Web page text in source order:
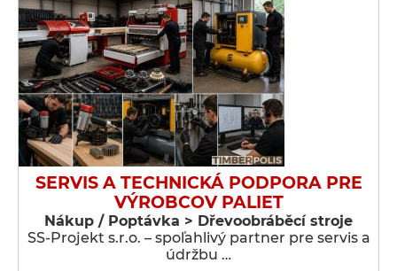
SERVIS A TECHNICKÁ PODPORA PRE
VÝROBCOV PALIET
Nákup / Poptávka > Dřevoobráběcí stroje
SS-Projekt s.r.o. – spoľahlivý partner pre servis a
údržbu …